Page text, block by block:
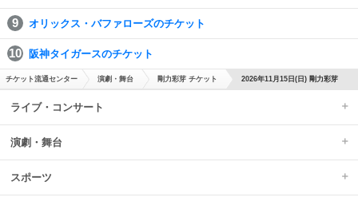
オリックス・バファローズのチケット
阪神タイガースのチケット
チケット流通センター 演劇・舞台 剛力彩芽 チケット 2026年11月15日(日) 剛力彩芽
ライブ・コンサート
演劇・舞台
スポーツ